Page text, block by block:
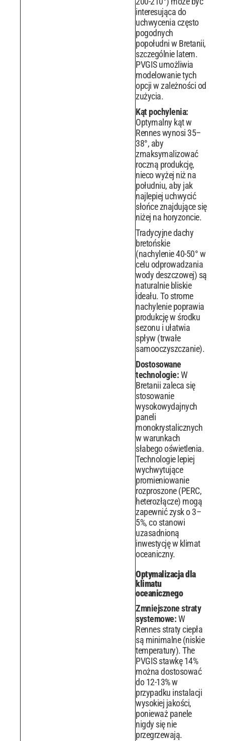
interesująca do
uchwycenia często
pogodnych
popołudni w Bretanii,
szczególnie latem.
PVGIS umożliwia
modelowanie tych
opcji w zależności od
zużycia.
Kąt pochylenia:
Optymalny kąt w
Rennes wynosi 35–
38°, aby
zmaksymalizować
roczną produkcję,
nieco wyżej niż na
południu, aby jak
najlepiej uchwycić
słońce znajdujące się
niżej na horyzoncie.
Tradycyjne dachy
bretońskie
(nachylenie 40-50° w
celu odprowadzania
wody deszczowej) są
naturalnie bliskie
ideału. To strome
nachylenie poprawia
produkcję w środku
sezonu i ułatwia
spływ (trwałe
samooczyszczanie).
Dostosowane
technologie:W
Bretanii zaleca się
stosowanie
wysokowydajnych
paneli
monokrystalicznych
w warunkach
słabego oświetlenia.
Technologie lepiej
wychwytujące
promieniowanie
rozproszone (PERC,
heterozłącze) mogą
zapewnić zysk o 3–
5%, co stanowi
uzasadnioną
inwestycję w klimat
oceaniczny.
Optymalizacja dla
klimatu
oceanicznego
Zmniejszone straty
systemowe:W
Rennes straty ciepła
są minimalne (niskie
temperatury). The
PVGIS stawkę 14%
można dostosować
do 12-13% w
przypadku instalacji
wysokiej jakości,
ponieważ panele
nigdy się nie
przegrzewają.